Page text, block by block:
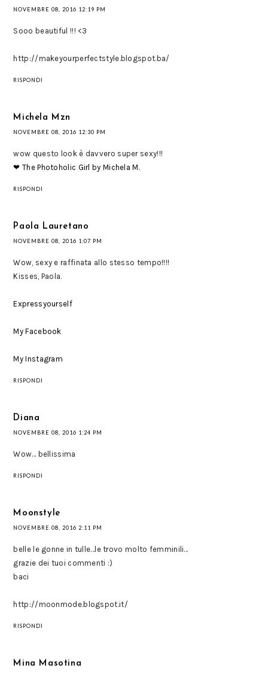
NOVEMBRE 08, 2016 12:19 PM
Sooo beautiful !!! <3
http://makeyourperfectstyle.blogspot.ba/
RISPONDI
Michela Mzn
NOVEMBRE 08, 2016 12:30 PM
wow questo look è davvero super sexy!!!
❤ The Photoholic Girl by Michela M.
RISPONDI
Paola Lauretano
NOVEMBRE 08, 2016 1:07 PM
Wow, sexy e raffinata allo stesso tempo!!!!
Kisses, Paola.
Expressyourself
My Facebook
My Instagram
RISPONDI
Diana
NOVEMBRE 08, 2016 1:24 PM
Wow... bellissima
RISPONDI
Moonstyle
NOVEMBRE 08, 2016 2:11 PM
belle le gonne in tulle...le trovo molto femminili...
grazie dei tuoi commenti :)
baci
http://moonmode.blogspot.it/
RISPONDI
Mina Masotina